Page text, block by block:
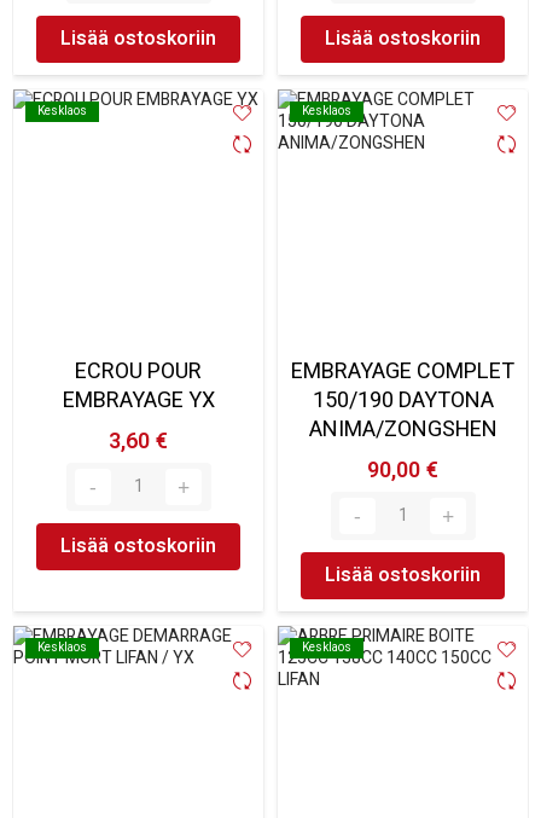
Lisää ostoskoriin Lisää ostoskoriin
Kesklaos
Kesklaos
ECROU POUR
EMBRAYAGE YX
3,60 €
Lisää ostoskoriin
Kesklaos
Kesklaos
EMBRAYAGE COMPLET
150/190 DAYTONA
ANIMA/ZONGSHEN
90,00 €
Lisää ostoskoriin
Kesklaos
Kesklaos Kesklaos
Kesklaos